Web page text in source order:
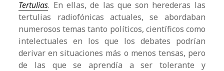
Tertulias. En ellas, de las que son herederas las
tertulias radiofónicas actuales, se abordaban
numerosos temas tanto políticos, científicos como
intelectuales en los que los debates podrían
derivar en situaciones más o menos tensas, pero
de las que se aprendía a ser tolerante y